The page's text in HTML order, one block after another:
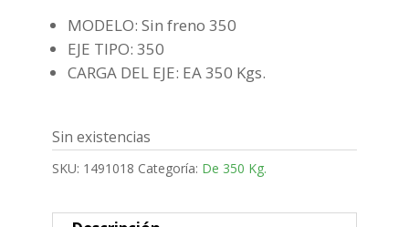
MODELO: Sin freno 350
EJE TIPO: 350
CARGA DEL EJE: EA 350 Kgs.
Sin existencias
SKU: 1491018 Categoría: De 350 Kg.